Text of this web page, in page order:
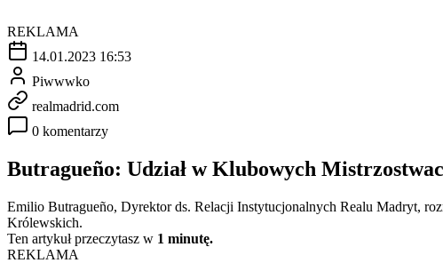
REKLAMA
14.01.2023 16:53
Piwwwko
realmadrid.com
0 komentarzy
Butragueño: Udział w Klubowych
Emilio Butragueño, Dyrektor ds. Relacji Instytucjonalnych Realu Madryt,
Królewskich.
Ten artykuł przeczytasz w 1 minutę.
REKLAMA